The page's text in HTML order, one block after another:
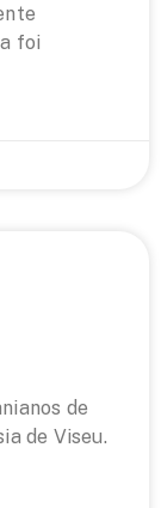
foi
de
de Viseu.